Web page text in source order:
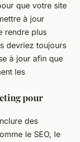
que votre site
à jour
rendre plus
devriez toujours
à jour afin que
les
pour
des
le SEO, le